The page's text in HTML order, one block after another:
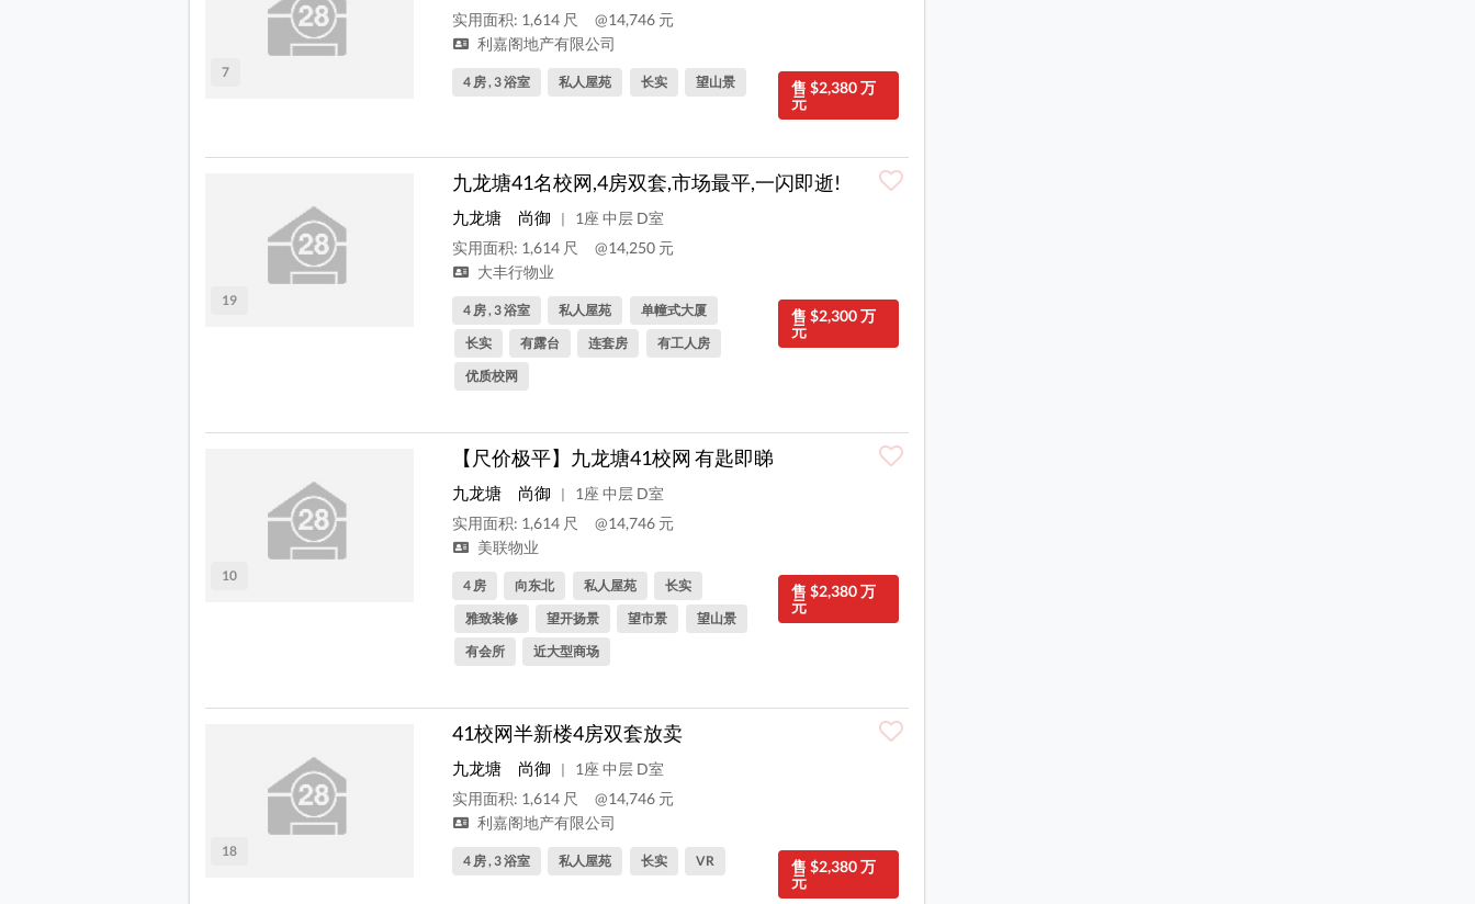
7
实用面积: 1,614 尺
@14,746 元
利嘉阁地产有限公司
售 $2,380 万
元
4 房 , 3 浴室 私人屋苑 长实 望山景
19
九龙塘41名校网,4房双套,市场最平,一闪即逝!
九龙塘 尚御 |
1座 中层 D室
实用面积: 1,614 尺
@14,250 元
大丰行物业
售 $2,300 万
元
4 房 , 3 浴室 私人屋苑
单幢式大厦
长实
有露台 连套房
有工人房
优质校网
10
【尺价极平】九龙塘41校网 有匙即睇
九龙塘 尚御 |
1座 中层 D室
实用面积: 1,614 尺
@14,746 元
美联物业
售 $2,380 万
元
4 房 向东北 私人屋苑
长实
雅致装修
望开扬景 望市景
望山景
有会所
近大型商场
18
41校网半新楼4房双套放卖
九龙塘 尚御 |
1座 中层 D室
实用面积: 1,614 尺
@14,746 元
利嘉阁地产有限公司
售 $2,380 万
元
4 房 , 3 浴室 私人屋苑 长实 VR